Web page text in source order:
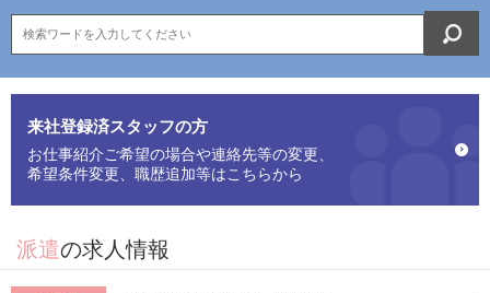
来社登録済スタッフの方
お仕事紹介ご希望の場合や連絡先等の変更、
希望条件変更、職歴追加等はこちらから
派遣の求人情報